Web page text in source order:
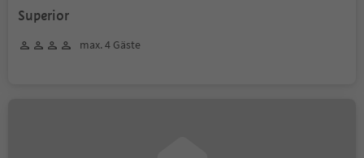
Superior
max. 4 Gäste